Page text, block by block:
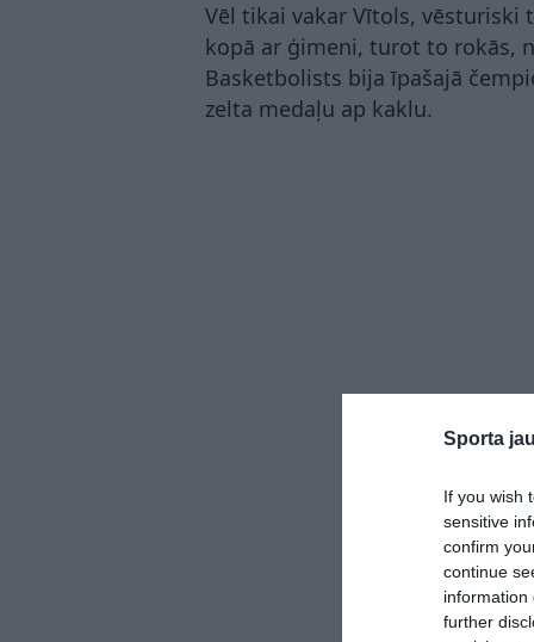
Sporta
If you wish
sensitive
confirm
continue
information
further
Vēl tikai vakar Vītols,
kopā ar ģimeni, turot to rokās,
Basketbolists bija īpašajā
zelta medaļu ap kaklu.